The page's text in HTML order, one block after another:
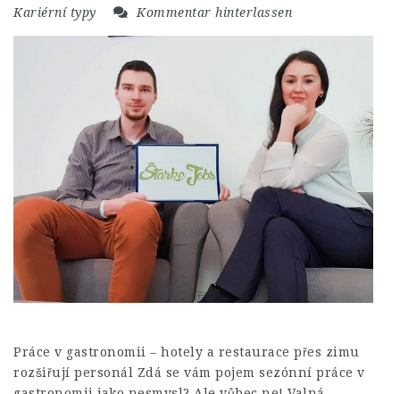
Kariérní typy
Kommentar hinterlassen
Práce v gastronomii – hotely a restaurace přes zimu
rozšiřují personál Zdá se vám pojem sezónní práce v